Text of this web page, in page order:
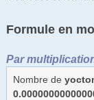
Formule en
Par
Nombre de